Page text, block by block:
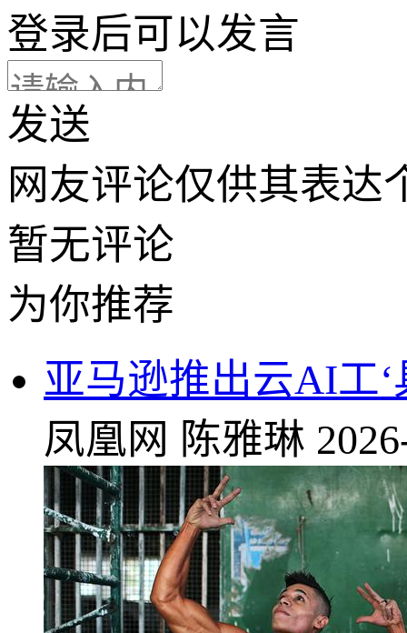
登录后可以发言
发送
网友评论仅供其表达
暂无评论
为你推荐
亚马逊推出云AI工
凤凰网 陈雅琳